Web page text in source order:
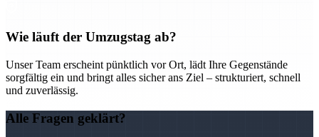
Wie läuft der Umzugstag ab?
Unser Team erscheint pünktlich vor Ort, lädt Ihre Gegenstände
sorgfältig ein und bringt alles sicher ans Ziel – strukturiert, schnell
und zuverlässig.
Alle Fragen geklärt?